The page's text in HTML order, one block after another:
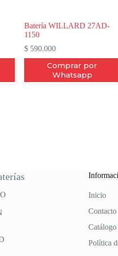
Batería WILLARD 27AD-
1150
$ 590.000
Comprar por
Whatsapp
Inicio
Contacto
Catálogo
Política